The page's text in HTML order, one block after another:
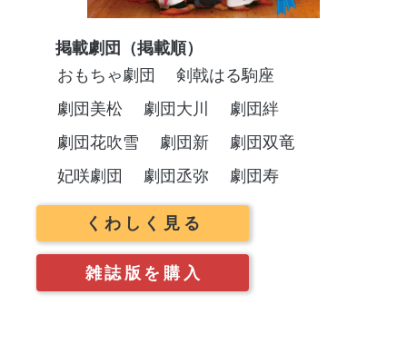
掲載劇団（掲載順）
おもちゃ劇団
剣戟はる駒座
劇団美松
劇団大川
劇団絆
劇団花吹雪
劇団新
劇団双竜
妃咲劇団
劇団丞弥 劇団寿
くわしく見る
雑誌版を購入